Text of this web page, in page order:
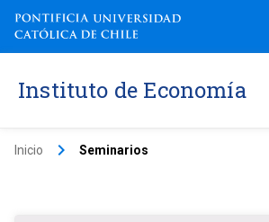
Instituto de Economía
Inicio keyboard_arrow_right Seminarios